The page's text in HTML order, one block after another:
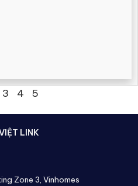
3 4 5
LINK
Zone 3, Vinhomes